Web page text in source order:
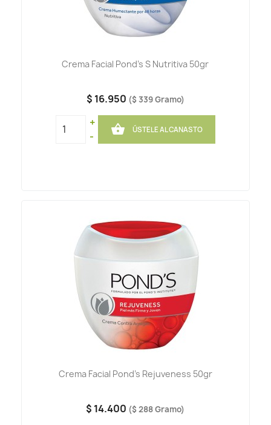
Crema Facial Pond's S Nutritiva 50gr
$ 16.950 ($ 339 Gramo)
+
-
 ÚSTELE AL CANASTO
Crema Facial Pond's Rejuveness 50gr
$ 14.400 ($ 288 Gramo)